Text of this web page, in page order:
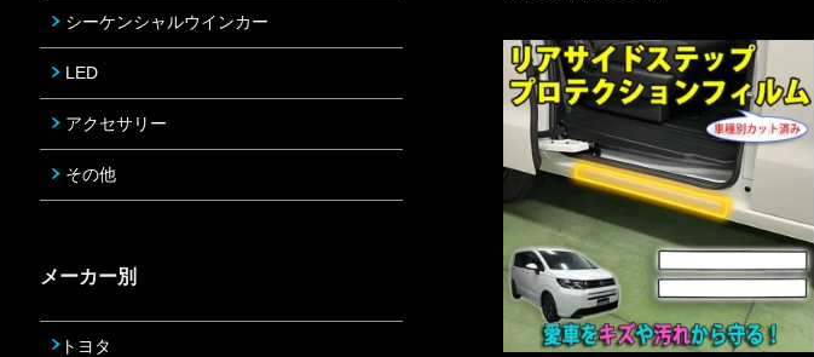
シーケンシャルウインカー
LED
アクセサリー
その他
メーカー別
トヨタ